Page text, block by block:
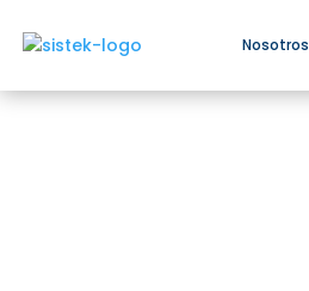
Nosotros